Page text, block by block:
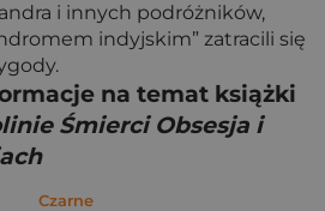
i innych podróżników,
indyjskim” zatracili się
na temat książki
Śmierci Obsesja i
Czarne